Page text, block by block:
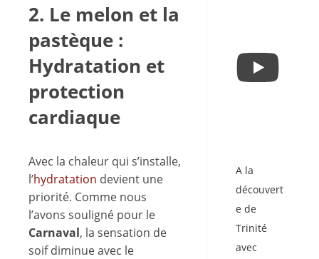
2. Le melon et la
pastèque :
Hydratation et
protection
cardiaque
Avec la chaleur qui s’installe,
l’hydratation devient une
priorité. Comme nous
l’avons souligné pour le
Carnaval, la sensation de
soif diminue avec le
A la
découvert
e de
Trinité
avec